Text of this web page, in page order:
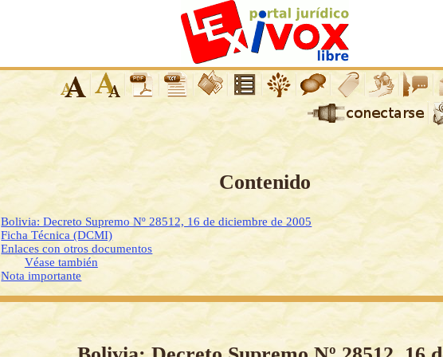
Contenido
Bolivia: Decreto Supremo Nº 28512, 16 de diciembre de 2005
Ficha Técnica (DCMI)
Enlaces con otros documentos
Véase también
Nota importante